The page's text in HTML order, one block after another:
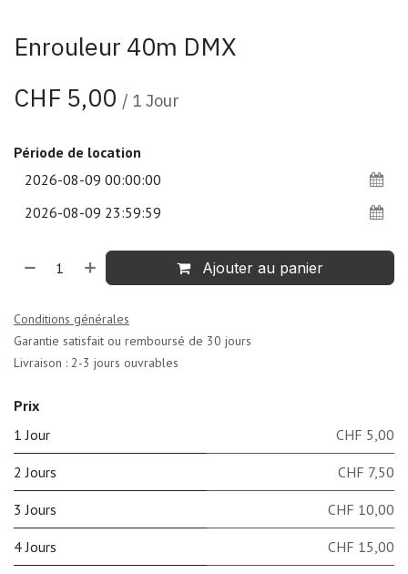
Enrouleur 40m DMX
CHF 5,00 / 1 Jour
Période de location
Ajouter au panier
Conditions générales
Garantie satisfait ou remboursé de 30 jours
Livraison : 2-3 jours ouvrables
Prix
1 Jour
CHF 5,00
2 Jours CHF 7,50
3 Jours CHF 10,00
4 Jours CHF 15,00